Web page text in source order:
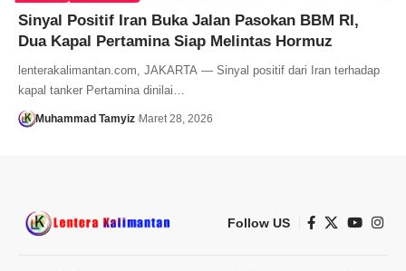
Sinyal Positif Iran Buka Jalan Pasokan BBM RI,
Dua Kapal Pertamina Siap Melintas Hormuz
lenterakalimantan.com, JAKARTA — Sinyal positif dari Iran terhadap
kapal tanker Pertamina dinilai…
Muhammad Tamyiz Maret 28, 2026
Follow US